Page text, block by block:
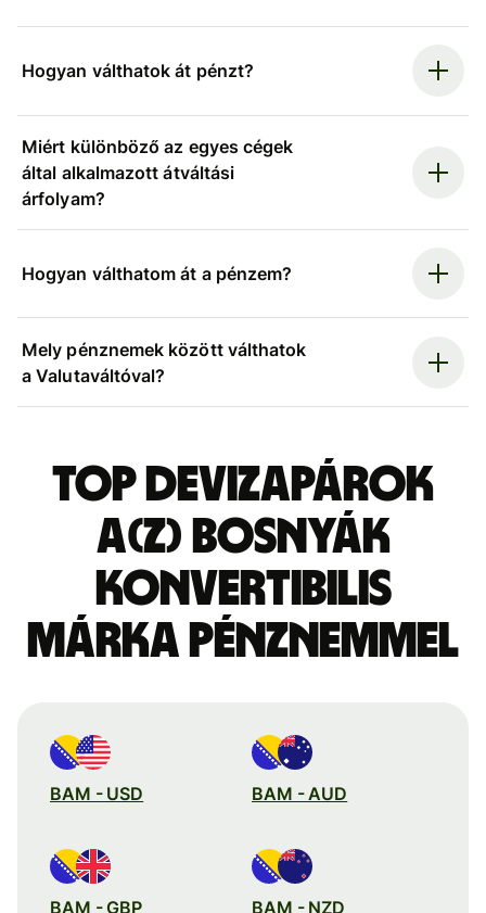
Hogyan válthatok át pénzt?
Miért különböző az egyes cégek
által alkalmazott átváltási
árfolyam?
Hogyan válthatom át a pénzem?
Mely pénznemek között válthatok
a Valutaváltóval?
Top devizapárok
a(z) bosnyák
konvertibilis
márka pénznemmel
BAM - USD BAM - AUD
BAM - GBP BAM - NZD